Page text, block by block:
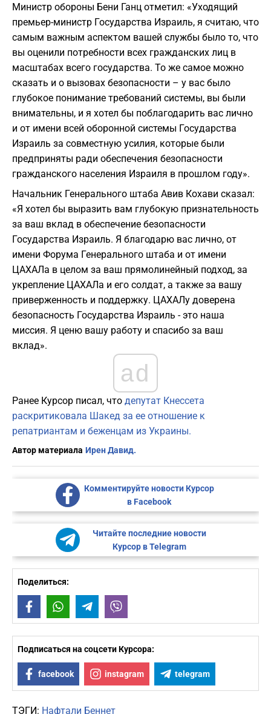
Министр обороны Бени Ганц отметил: «Уходящий
премьер-министр Государства Израиль, я считаю, что
самым важным аспектом вашей службы было то, что
вы оценили потребности всех гражданских лиц в
масштабах всего государства. То же самое можно
сказать и о вызовах безопасности – у вас было
глубокое понимание требований системы, вы были
внимательны, и я хотел бы поблагодарить вас лично
и от имени всей оборонной системы Государства
Израиль за совместную усилия, которые были
предприняты ради обеспечения безопасности
гражданского населения Израиля в прошлом году».
Начальник Генерального штаба Авив Кохави сказал:
«Я хотел бы выразить вам глубокую признательность
за ваш вклад в обеспечение безопасности
Государства Израиль. Я благодарю вас лично, от
имени Форума Генерального штаба и от имени
ЦАХАЛа в целом за ваш прямолинейный подход, за
укрепление ЦАХАЛа и его солдат, а также за вашу
приверженность и поддержку. ЦАХАЛу доверена
безопасность Государства Израиль - это наша
миссия. Я ценю вашу работу и спасибо за ваш
вклад».
ad
Ранее Курсор писал, что депутат Кнессета
раскритиковала Шакед за ее отношение к
репатриантам и беженцам из Украины.
Автор материала Ирен Давид.
Комментируйте новости Курсор
в Facebook
Читайте последние новости
Курсор в Telegram
Поделиться:
FacebookWhatsAppTelegram
Подписаться на соцсети Курсора:
facebook instagram telegram
ТЭГИ: Нафтали Беннет